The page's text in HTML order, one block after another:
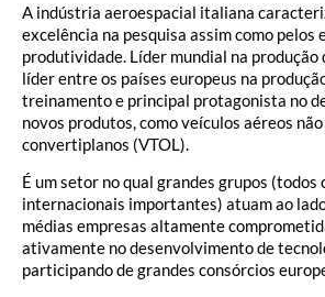
A indústria aeroespacial italiana
excelência na pesquisa assim como pelos
produtividade. Líder mundial na produção
líder entre os países europeus na
treinamento e principal protagonista no
novos produtos, como veículos aéreos
convertiplanos (VTOL).
É um setor no qual grandes grupos (todos
internacionais importantes) atuam ao
médias empresas altamente
ativamente no desenvolvimento de
participando de grandes consórcios